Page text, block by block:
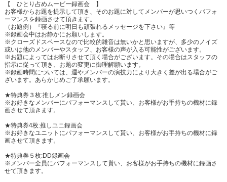
【 ひとり占めムービー録画会 】
お客様からお題を提示して頂き、そのお題に対してメンバーが思いつくパフォ
ーマンスを録画させて頂きます。
（お題例）『寝る前に明日も頑張れるメッセージを下さい』等
※録画会中はお静かにお願いします。
※クローズドスペースなので比較的雑音は無いかと思いますが、多少のノイズ
或いは他のメンバーやスタッフ、お客様の声が入る可能性がございます。
※お題によってはお断りさせて頂く場合がございます。その場合はスタッフの
指示に従って頂き、お題の変更に御理解願います。
※録画時間については、運やメンバーの演技力により大きく差が出る場合がご
ざいます。あらかじめご了承願います。
★特典券３枚:推しメン録画会
※お好きなメンバーにパフォーマンスして貰い、お客様がお手持ちの機材に録
画させて頂きます。
★特典券4枚:推しユニ録画会
※お好きなユニットにパフォーマンスして貰い、お客様がお手持ちの機材に録
画させて頂きます。
★特典券５枚:DD録画会
※メンバー全員にパフォーマンスして貰い、お客様がお手持ちの機材に録画さ
せて頂きます。